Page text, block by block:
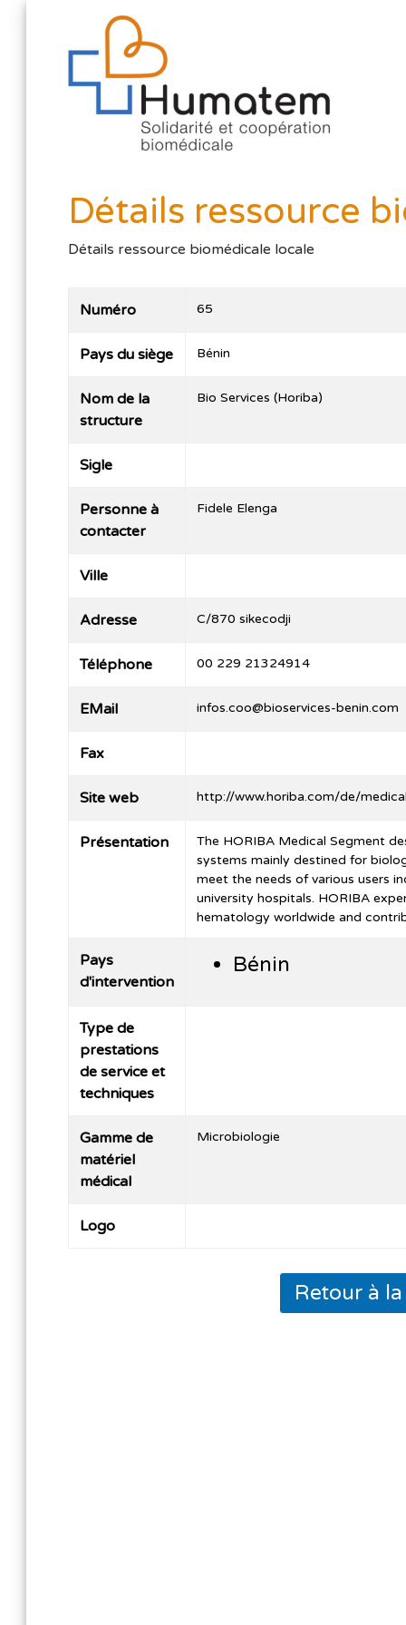
Détails ressource
Détails ressource biomédicale locale
Numéro 65
Pays du siège Bénin
Nom de la
structure
Bio Services (Horiba)
Sigle
Personne à
contacter
Fidele Elenga
Ville
Adresse C/870 sikecodji
Téléphone 00 229 21324914
EMail infos.coo@bioservices-benin.com
Fax
Site web http://www.horiba.com/de/
Présentation
The HORIBA Medical Segment
systems mainly destined for
meet the needs of various users
university hospitals. HORIBA
hematology worldwide and
Pays
d'intervention
Bénin
Type de
prestations
de service et
techniques
Gamme de
matériel
médical
Microbiologie
Logo
Retour à